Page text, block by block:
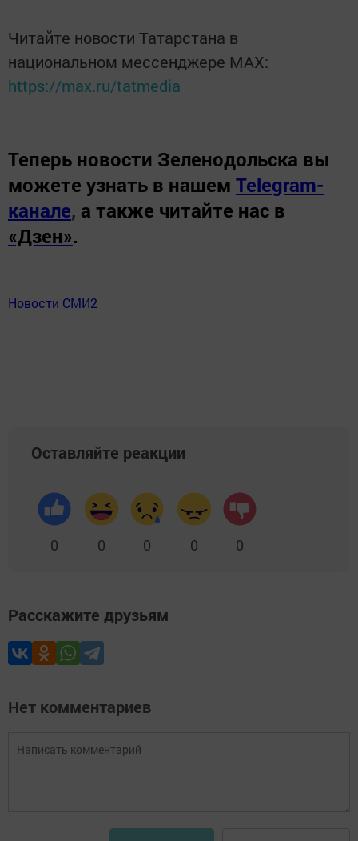
Читайте новости Татарстана в
национальном мессенджере MАХ:
https://max.ru/tatmedia
Теперь новости Зеленодольска вы
можете узнать в нашем Telegram-
канале, а также читайте нас в
«Дзен».
Новости СМИ2
Оставляйте реакции
0 0 0 0 0
Расскажите друзьям
Нет комментариев